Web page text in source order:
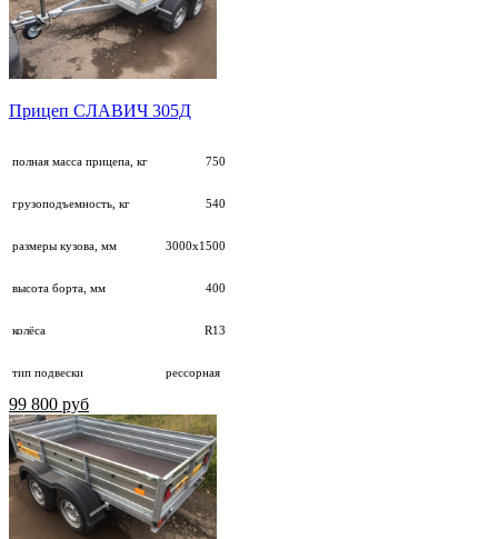
Прицеп СЛАВИЧ 305Д
полная масса прицепа, кг 750
грузоподъемность, кг 540
размеры кузова, мм 3000х1500
высота борта, мм 400
колёса R13
тип подвески рессорная
99 800 руб